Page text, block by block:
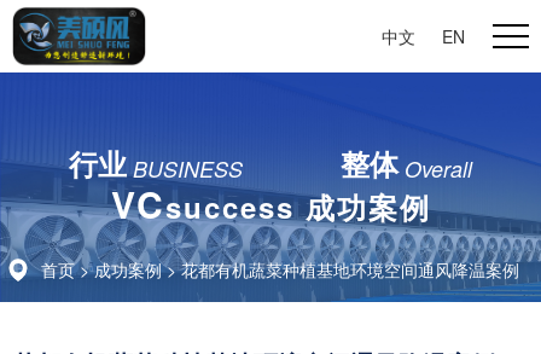
中文 EN
行业 BUSINESS 整体 Overall
VCsuccess 成功案例
首页>成功案例> 花都有机蔬菜种植基地环境空间通风降温案例